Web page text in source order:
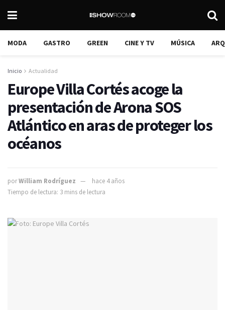
MODA GASTRO GREEN CINE Y TV MÚSICA
Inicio Actualidad
Europe Villa Cortés acoge la
presentación de Arona SOS
Atlántico en aras de proteger los
océanos
porWilliam Rodríguez
hace 4 años
Tiempo de lectura: 3 mins de lectura